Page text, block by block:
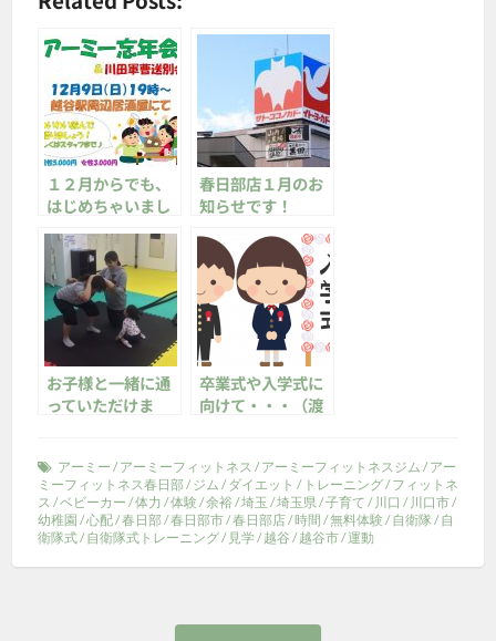
１２月からでも、
はじめちゃいまし
春日部店１月のお
知らせです！
お子様と一緒に通
っていただけま
卒業式や入学式に
向けて・・・（渡
アーミー /アーミーフィットネス /アーミーフィットネスジム /アー
ミーフィットネス春日部/ジム /ダイエット / トレーニング/フィットネ
ス /ベビーカー /体力 /体験 /余裕/埼玉 /埼玉県 /子育て / 川口 / 川口市/
幼稚園 /心配/春日部/春日部市/春日部店/時間 /無料体験 /自衛隊 /自
衛隊式/自衛隊式トレーニング/ 見学/越谷 /越谷市/運動